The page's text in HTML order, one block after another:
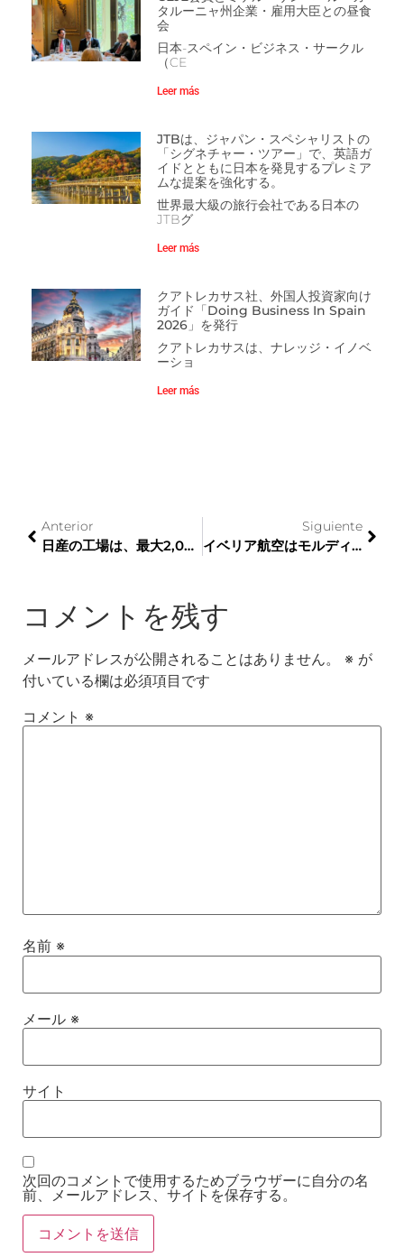
タルーニャ州企業・雇用大臣との昼食
会
日本-スペイン・ビジネス・サークル
（CE
Leer más
JTBは、ジャパン・スペシャリストの
「シグネチャー・ツアー」で、英語ガ
イドとともに日本を発見するプレミア
ムな提案を強化する。
世界最大級の旅行会社である日本の
JTBグ
Leer más
クアトレカサス社、外国人投資家向け
ガイド「Doing Business In Spain
2026」を発行
クアトレカサスは、ナレッジ・イノベ
ーショ
Leer más
Anterior
日産の工場は、最大2,000人の雇用を生み出すことを計画しているそのスペースを占める17のアプリケーションを引き付けます
Siguiente
イベリア航空はモルディブでデビューし、今年の夏に112の目的地をオープンします
コメントを残す
メールアドレスが公開されることはありません。 ※ が
付いている欄は必須項目です
コメント ※
名前 ※
メール ※
サイト
次回のコメントで使用するためブラウザーに自分の名
前、メールアドレス、サイトを保存する。